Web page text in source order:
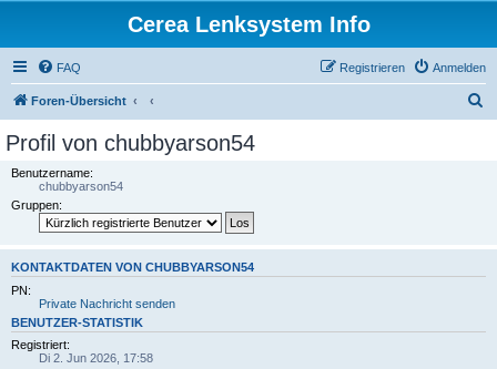
Cerea Lenksystem Info
FAQ Anmelden
Registrieren
Foren-Übersicht
Profil von chubbyarson54
Benutzername:
chubbyarson54
Gruppen:
KONTAKTDATEN VON CHUBBYARSON54
PN:
Private Nachricht senden
BENUTZER-STATISTIK
Registriert:
Di 2. Jun 2026, 17:58